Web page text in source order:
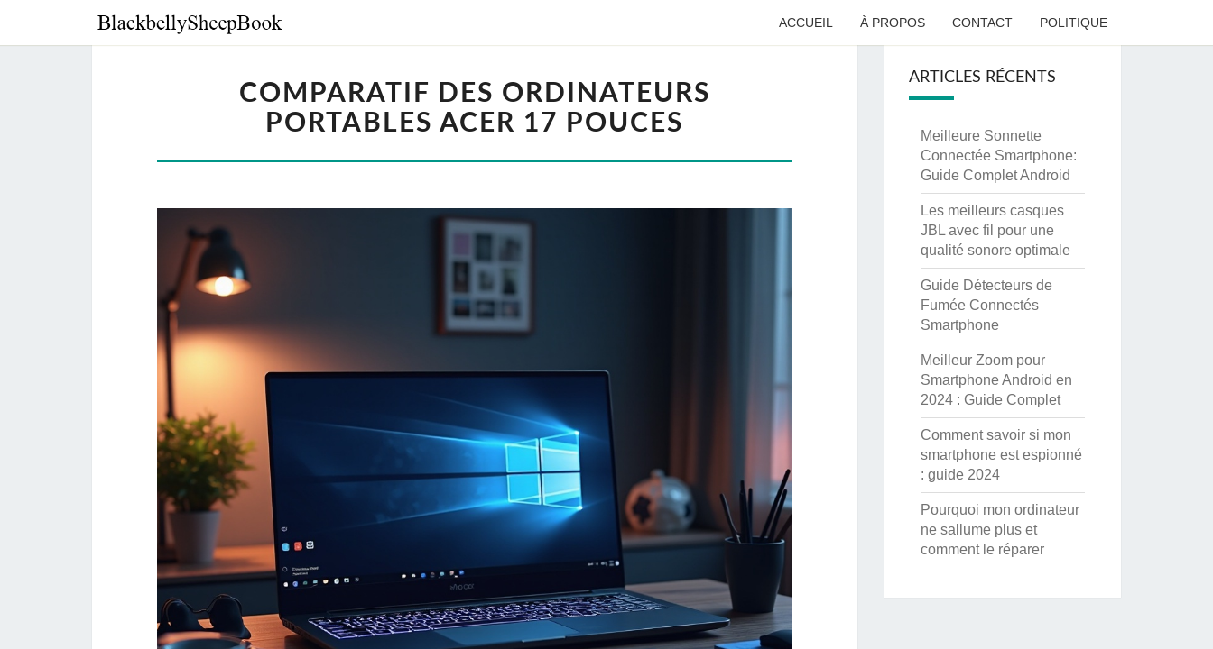
ACCUEIL À PROPOS CONTACT POLITIQUE
COMPARATIF DES ORDINATEURS
PORTABLES ACER 17 POUCES
ARTICLES RÉCENTS
Meilleure Sonnette
Connectée Smartphone:
Guide Complet Android
Les meilleurs casques
JBL avec fil pour une
qualité sonore optimale
Guide Détecteurs de
Fumée Connectés
Smartphone
Meilleur Zoom pour
Smartphone Android en
2024 : Guide Complet
Comment savoir si mon
smartphone est espionné
: guide 2024
Pourquoi mon ordinateur
ne sallume plus et
comment le réparer